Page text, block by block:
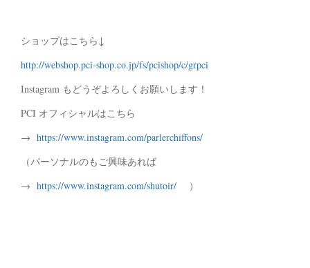
ショップはこちら↓
http://webshop.pci-shop.co.jp/fs/pcishop/c/grpci
Instagram もどうぞよろしくお願いします！
PCI オフィシャルはこちら
→ https://www.instagram.com/parlerchiffons/
（パーソナルのもご興味あれば
→ https://www.instagram.com/shutoir/ ）